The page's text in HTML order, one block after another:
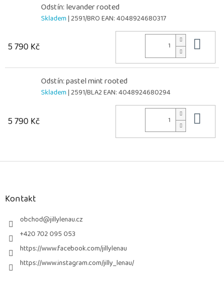
Odstín: levander rooted
Skladem| 2591/BROEAN:4048924680317
5 790 Kč
Odstín: pastel mint rooted
Skladem| 2591/BLA2EAN:4048924680294
5 790 Kč
Z
Kontakt
obchod@jillylenau.cz
+420 702 095 053
https://www.facebook.com/jillylenau
https://www.instagram.com/jilly_lenau/